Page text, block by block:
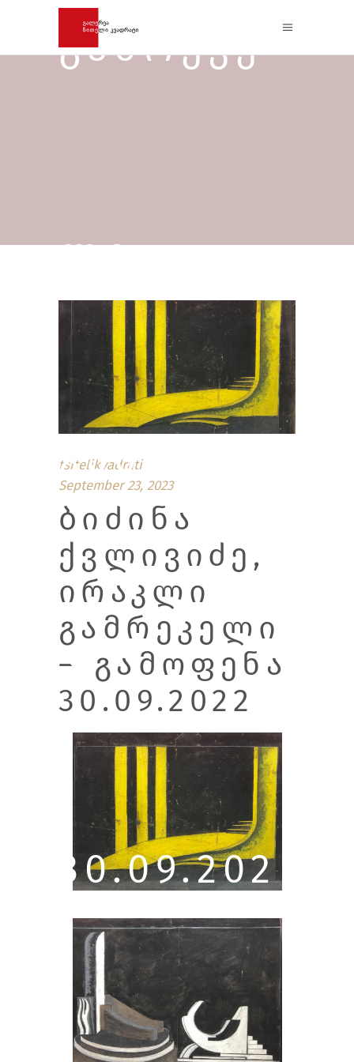
ᲒᲐᲛᲠᲔᲙᲔ
ᲚᲘ –
ᲒᲐᲛᲝᲤᲔᲜ
Ა
30.09.202
tsitelikvadrati
September 23, 2023
ᲑᲘᲫᲘᲜᲐ
ᲥᲕᲚᲘᲕᲘᲫᲔ,
ᲘᲠᲐᲙᲚᲘ
ᲒᲐᲛᲠᲔᲙᲔᲚᲘ
– ᲒᲐᲛᲝᲤᲔᲜᲐ
30.09.2022